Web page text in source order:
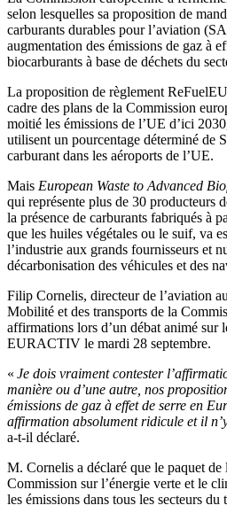
selon lesquelles sa proposition de
carburants durables pour l’aviation
augmentation des émissions de gaz à
biocarburants à base de déchets du
La proposition de règlement
cadre des plans de la Commission
moitié les émissions de l’UE d’ici
utilisent un pourcentage déterminé de
carburant dans les aéroports de l’UE.
Mais European Waste to Advanced
qui représente plus de 30 producteurs
la présence de carburants fabriqués à
que les huiles végétales ou le suif, va
l’industrie aux grands fournisseurs et
décarbonisation des véhicules et des
Filip Cornelis, directeur de l’aviation
Mobilité et des transports de la
affirmations lors d’un débat animé sur
EURACTIV le mardi 28 septembre.
« Je dois vraiment contester
manière ou d’une autre, nos
émissions de gaz à effet de serre en
affirmation absolument ridicule et il
a-t-il déclaré.
M. Cornelis a déclaré que le paquet
Commission sur l’énergie verte et le
les émissions dans tous les secteurs du